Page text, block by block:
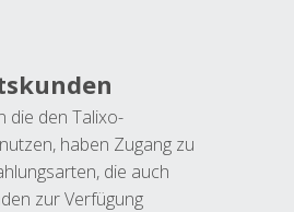
die den Talixo-
haben Zugang zu
die auch
zur Verfügung